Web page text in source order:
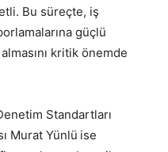
Bu süreçte, iş
güçlü
kritik önemde
Standartları
Murat Yünlü ise